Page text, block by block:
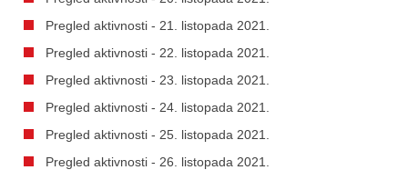
Pregled aktivnosti - 21. listopada 2021.
Pregled aktivnosti - 22. listopada 2021.
Pregled aktivnosti - 23. listopada 2021.
Pregled aktivnosti - 24. listopada 2021.
Pregled aktivnosti - 25. listopada 2021.
Pregled aktivnosti - 26. listopada 2021.